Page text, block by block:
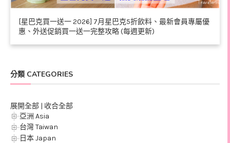
[星巴克買一送一 2026] 7月星巴克5折飲料、最新會員專屬優
惠、外送促銷買一送一完整攻略 (每週更新)
分類 CATEGORIES
展開全部 | 收合全部
亞洲 Asia
台灣 Taiwan
日本 Japan